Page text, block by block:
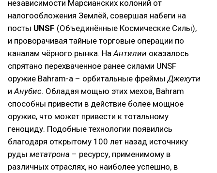
независимости Марсианских колоний от
налогообложения Землёй, совершая набеги на
посты UNSF (Объединённые Космические Силы),
и проворачивая тайные торговые операции по
каналам чёрного рынка. НаАнтилии оказалось
спрятано перехваченное ранее силами UNSF
оружие Bahram-а – орбитальные фреймыДжехути
иАнубис. Обладая мощью этих мехов, Bahram
способны привести в действие более мощное
оружие, что может привести к тотальному
геноциду. Подобные технологии появились
благодаря открытому 100 лет назад источнику
руды метатрона – ресурсу, применимому в
различных отраслях, но наиболее успешно, в